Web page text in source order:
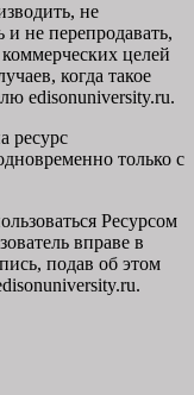
не
и не перепродавать,
целей
когда такое
edisonuniversity.ru.
ресурс
только с
Ресурсом
вправе в
подав об этом